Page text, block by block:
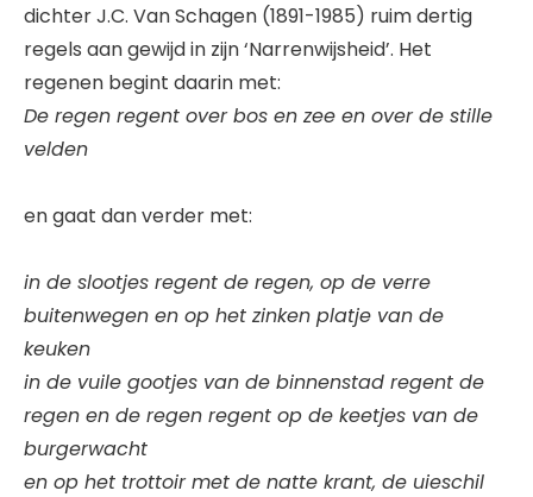
dichter J.C. Van Schagen (1891-1985) ruim dertig
regels aan gewijd in zijn ‘Narrenwijsheid’. Het
regenen begint daarin met:
De regen regent over bos en zee en over de stille
velden
en gaat dan verder met:
in de slootjes regent de regen, op de verre
buitenwegen en op het zinken platje van de
keuken
in de vuile gootjes van de binnenstad regent de
regen en de regen regent op de keetjes van de
burgerwacht
en op het trottoir met de natte krant, de uieschil